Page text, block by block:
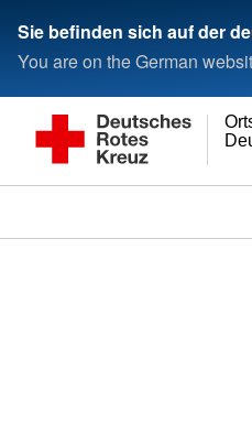
Sie befinden sich auf der
You are on the German